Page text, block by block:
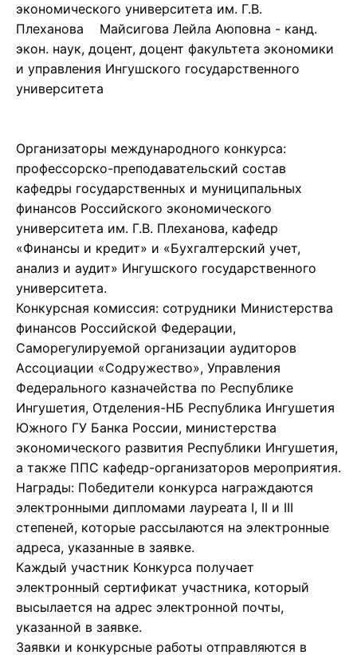
экономического университета им. Г.В.
Плеханова Майсигова Лейла Аюповна - канд.
экон. наук, доцент, доцент факультета экономики
и управления Ингушского государственного
университета
Организаторы международного конкурса:
профессорско-преподавательский состав
кафедры государственных и муниципальных
финансов Российского экономического
университета им. Г.В. Плеханова, кафедр
«Финансы и кредит» и «Бухгалтерский учет,
анализ и аудит» Ингушского государственного
университета.
Конкурсная комиссия: сотрудники Министерства
финансов Российской Федерации,
Саморегулируемой организации аудиторов
Ассоциации «Содружество», Управления
Федерального казначейства по Республике
Ингушетия, Отделения-НБ Республика Ингушетия
Южного ГУ Банка России, министерства
экономического развития Республики Ингушетия,
а также ППС кафедр-организаторов мероприятия.
Награды: Победители конкурса награждаются
электронными дипломами лауреата I, II и III
степеней, которые рассылаются на электронные
адреса, указанные в заявке.
Каждый участник Конкурса получает
электронный сертификат участника, который
высылается на адрес электронной почты,
указанной в заявке.
Заявки и конкурсные работы отправляются в